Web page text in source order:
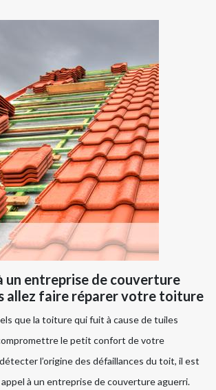
un entreprise de couverture
allez faire réparer votre toiture
que la toiture qui fuit à cause de tuiles
le petit confort de votre
l’origine des défaillances du toit, il est
à un entreprise de couverture aguerri.